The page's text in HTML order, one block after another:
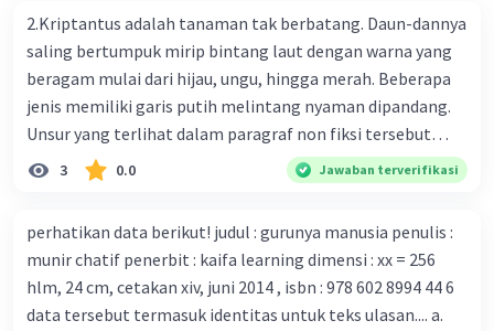
bersama sejumlah perusahaan biotek dan vaksin.
Beberapa waktu lalu, Kepala Laboratorium Identifikasi
Virus dari Institut Peter Doherty untuk Infeksi dan
kekebalan, Melbourne, Julian Druce, menyatakan mereka
mengembangkan virus Corona versi laboratorium dari
tubuh pasien yang terinfeksi untuk uji coba. Tanggapan
yang sesuai dengan berita tersebut adalah ... A.
serangan virus Corona dengan menemukan vaksin virus
tersebut. B. Para ilmuan perlu segera mempelajari virus
corona yang menjadi masalah besar bagi kesehatan dunia
karena persebarannya sangat cepat. C. Masyarakat perlu
2.Kriptantus adalah tanaman tak berbatang. Daun-dannya
saling bertumpuk mirip bintang laut dengan warna yang
beragam mulai dari hijau, ungu, hingga merah. Beberapa
jenis memiliki garis putih melintang nyaman dipandang.
Unsur yang terlihat dalam paragraf non fiksi tersebut
adalah... A. cara menyajikan isi buku B. bahasa yang
digunakan C. tokoh dan penokohan D. penyajian alur cerita
3 0.0 Jawaban terverifikasi
perhatikan data berikut! judul : gurunya manusia penulis :
munir chatif penerbit : kaifa learning dimensi : xx = 256
hlm, 24 cm, cetakan xiv, juni 2014 , isbn : 978 602 8994 44 6
data tersebut termasuk identitas untuk teks ulasan.... a.